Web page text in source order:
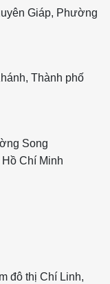
Giáp, Phường
Thành phố
Song
Chí Minh
đô thị Chí Linh,